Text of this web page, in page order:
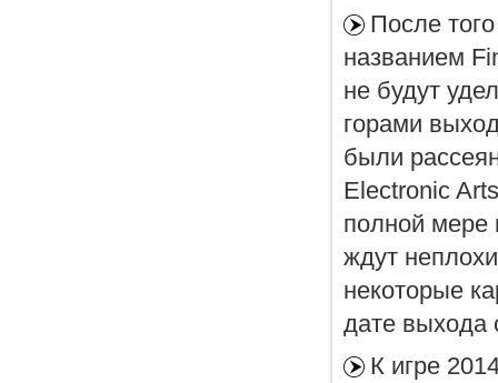
После
названием
не будут
горами
были
Electronic
полной мере
ждут
некоторые
дате выхода
К игре